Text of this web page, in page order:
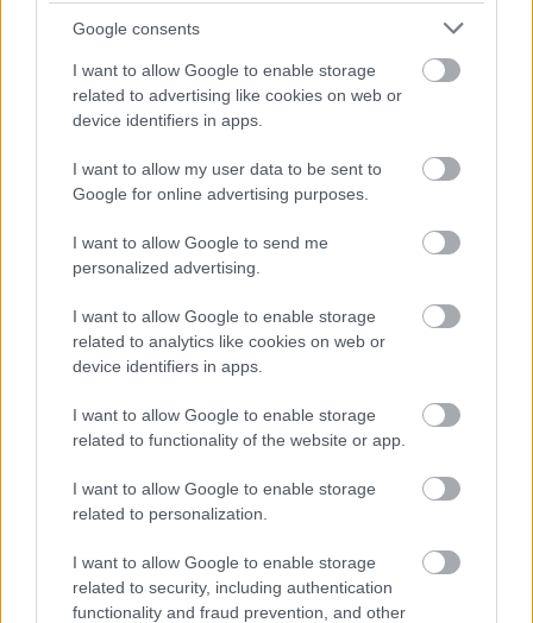
Google consents
I want to allow Google to enable storage
related to advertising like cookies on web or
device identifiers in apps.
I want to allow my user data to be sent to
Google for online advertising purposes.
I want to allow Google to send me
personalized advertising.
I want to allow Google to enable storage
related to analytics like cookies on web or
device identifiers in apps.
I want to allow Google to enable storage
related to functionality of the website or app.
I want to allow Google to enable storage
related to personalization.
I want to allow Google to enable storage
related to security, including authentication
functionality and fraud prevention, and other
amante del cuidado de uñas.
MODO DE EMPLEO:
acrílico sobre él. Luego, simplemente retirar el molde y
tendrás unas uñas perfectas en cuestión de minutos.
INFORMACIÓN ADICIONAL
VALORACIONES (0)
PRODUCTOS RELACIONADOS